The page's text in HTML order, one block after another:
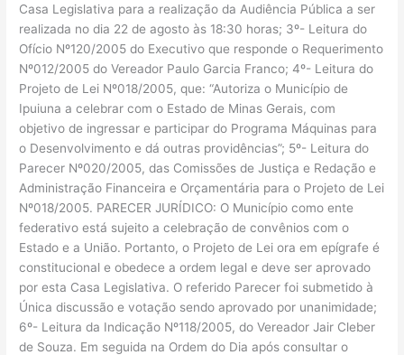
Casa Legislativa para a realização da Audiência Pública a ser
realizada no dia 22 de agosto às 18:30 horas; 3º- Leitura do
Ofício Nº120/2005 do Executivo que responde o Requerimento
Nº012/2005 do Vereador Paulo Garcia Franco; 4º- Leitura do
Projeto de Lei Nº018/2005, que: “Autoriza o Município de
Ipuiuna a celebrar com o Estado de Minas Gerais, com
objetivo de ingressar e participar do Programa Máquinas para
o Desenvolvimento e dá outras providências”; 5º- Leitura do
Parecer Nº020/2005, das Comissões de Justiça e Redação e
Administração Financeira e Orçamentária para o Projeto de Lei
Nº018/2005. PARECER JURÍDICO: O Município como ente
federativo está sujeito a celebração de convênios com o
Estado e a União. Portanto, o Projeto de Lei ora em epígrafe é
constitucional e obedece a ordem legal e deve ser aprovado
por esta Casa Legislativa. O referido Parecer foi submetido à
Única discussão e votação sendo aprovado por unanimidade;
6º- Leitura da Indicação Nº118/2005, do Vereador Jair Cleber
de Souza. Em seguida na Ordem do Dia após consultar o